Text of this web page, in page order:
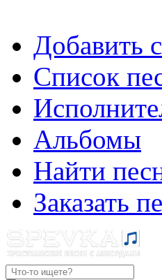
Добавить
Список
Альбомы
Найти
Заказать